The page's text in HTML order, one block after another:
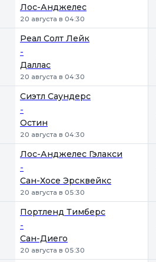
Лос-Анджелес
20 августа в 04:30
Реал Солт Лейк
-
Даллас
20 августа в 04:30
Сиэтл Саундерс
-
Остин
20 августа в 04:30
Лос-Анджелес Гэлакси
-
Сан-Хосе Эрсквейкс
20 августа в 05:30
Портленд Тимберс
-
Сан-Диего
20 августа в 05:30